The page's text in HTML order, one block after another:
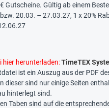
Gutscheine. Gültig ab einem
20.03. – 27.03.27, 1 x 20%
hier herunterladen:TimeTEX
ist ein Auszug aus der PDF
dieser sind nur einige Seiten
hinterlegt sind.
Taben sind auf die